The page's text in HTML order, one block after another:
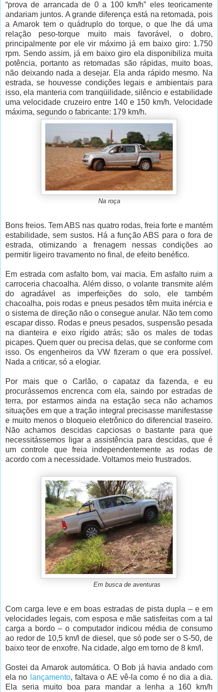
“prova de arrancada de 0 a 100 km/h” eles teoricamente
andariam juntos. A grande diferença está na retomada, pois
a Amarok tem o quádruplo do torque, o que lhe dá uma
relação peso-torque muito mais favorável, o dobro,
principalmente por ele vir máximo já em baixo giro: 1.750
rpm. Sendo assim, já em baixo giro ela disponibiliza muita
potência, portanto as retomadas são rápidas, muito boas,
não deixando nada a desejar. Ela anda rápido mesmo. Na
estrada, se houvesse condições legais e ambientais para
isso, ela manteria com tranqüilidade, silêncio e estabilidade
uma velocidade cruzeiro entre 140 e 150 km/h. Velocidade
máxima, segundo o fabricante: 179 km/h.
Na roça
Bons freios. Tem ABS nas quatro rodas, freia forte e mantém
estabilidade, sem sustos. Há a função ABS para o fora de
estrada, otimizando a frenagem nessas condições ao
permitir ligeiro travamento no final, de efeito benéfico.
Em estrada com asfalto bom, vai macia. Em asfalto ruim a
carroceria chacoalha. Além disso, o volante transmite além
do agradável as imperfeições do solo, ele também
chacoalha, pois rodas e pneus pesados têm muita inércia e
o sistema de direção não o consegue anular. Não tem como
escapar disso. Rodas e pneus pesados, suspensão pesada
na dianteira e eixo rígido atrás; são os males de todas
picapes. Quem quer ou precisa delas, que se conforme com
isso. Os engenheiros da VW fizeram o que era possível.
Nada a criticar, só a elogiar.
Por mais que o Carlão, o capataz da fazenda, e eu
procurássemos encrenca com ela, saindo por estradas de
terra, por estarmos ainda na estação seca não achamos
situações em que a tração integral precisasse manifestasse
e muito menos o bloqueio eletrônico do diferencial traseiro.
Não achamos descidas capciosas o bastante para que
necessitássemos ligar a assistência para descidas, que é
um controle que freia independentemente as rodas de
acordo com a necessidade. Voltamos meio frustrados.
Em busca de aventuras
Com carga leve e em boas estradas de pista dupla – e em
velocidades legais, com esposa e mãe satisfeitas com a tal
carga a bordo – o computador indicou média de consumo
ao redor de 10,5 km/l de diesel, que só pode ser o S-50, de
baixo teor de enxofre. Na cidade, algo em torno de 8 km/l.
Gostei da Amarok automática. O Bob já havia andado com
ela no lançamento, faltava o AE vê-la como é no dia a dia.
Ela seria muito boa para mandar a lenha a 160 km/h